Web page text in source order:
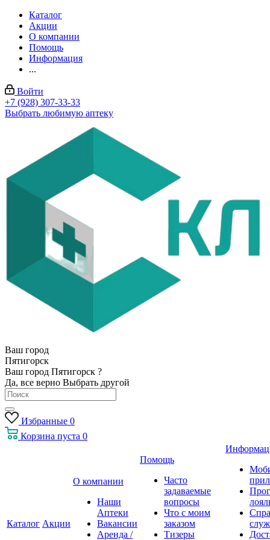
Каталог
Акции
О компании
Помощь
Информация
...
Войти
+7 (928) 307-33-33
Выбрать любимую аптеку
Ваш город
Пятигорск
Ваш город Пятигорск ?
Да, все верно Выбрать другой
Избранные 0
Корзина пуста 0
Каталог Акции
О компании
Наши
Аптеки
Вакансии
Аренда /
Помощь
Часто
задаваемые
вопросы
Что с моим
заказом
Тизеры